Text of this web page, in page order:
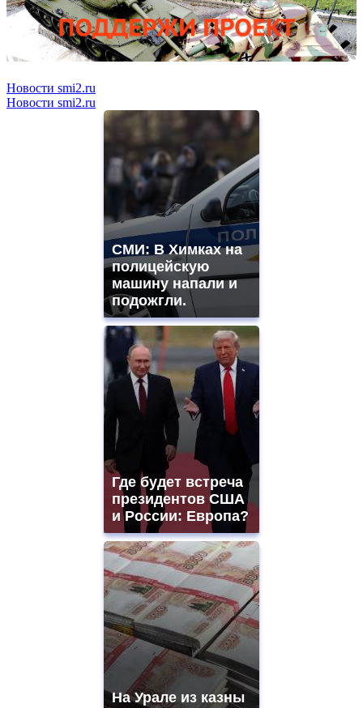
Новости smi2.ru
Новости smi2.ru
СМИ: В Химках на
полицейскую
машину напали и
подожгли.
Где будет встреча
президентов США
и России: Европа?
На Урале из казны